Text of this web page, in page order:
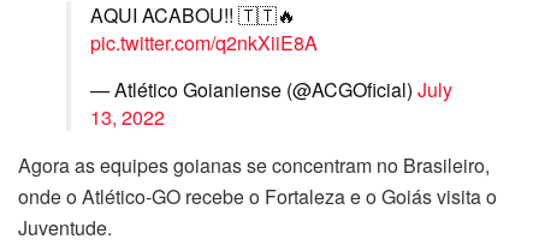
AQUI ACABOU!! 🇹🇹🔥
pic.twitter.com/q2nkXiiE8A
— Atlético Goianiense (@ACGOficial) July
13, 2022
Agora as equipes goianas se concentram no Brasileiro,
onde o Atlético-GO recebe o Fortaleza e o Goiás visita o
Juventude.